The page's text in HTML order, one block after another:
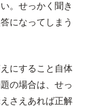
。せっかく聞き
になってしまう
にすること自体
の場合は、せっ
さえあれば正解